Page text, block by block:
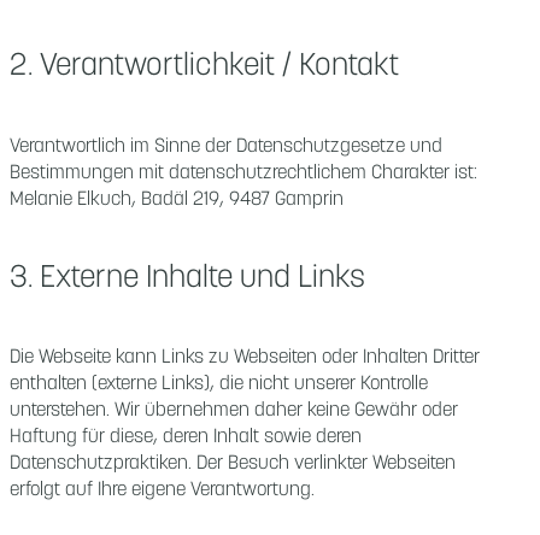
2. Verantwortlichkeit / Kontakt
Verantwortlich im Sinne der Datenschutzgesetze und
Bestimmungen mit datenschutzrechtlichem Charakter ist:
Melanie Elkuch, Badäl 219, 9487 Gamprin
3. Externe Inhalte und Links
Die Webseite kann Links zu Webseiten oder Inhalten Dritter
enthalten (externe Links), die nicht unserer Kontrolle
unterstehen. Wir übernehmen daher keine Gewähr oder
Haftung für diese, deren Inhalt sowie deren
Datenschutzpraktiken. Der Besuch verlinkter Webseiten
erfolgt auf Ihre eigene Verantwortung.